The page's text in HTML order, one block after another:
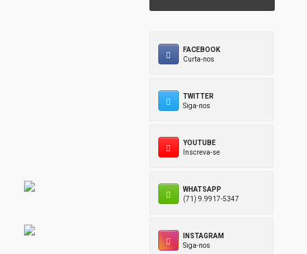
FACEBOOK
Curta-nos
TWITTER
Siga-nos
YOUTUBE
Inscreva-se
WHATSAPP
(71) 9.9917-5347
INSTAGRAM
Siga-nos